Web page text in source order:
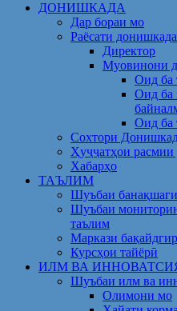
ДОНИШКАДА
Дар бораи мо
Раёсати донишкада
Директор
Муовинони
Оид ба
Оид ба
Оид ба
Сохтори
Ҳуҷҷатҳои
Хабарҳо
ТАЪЛИМ
Шуъбаи
Шуъбаи
таълим
Маркази
Курсҳои тайёрӣ
ИЛМ ВА
Шуъбаи илм ва
Олимони мо